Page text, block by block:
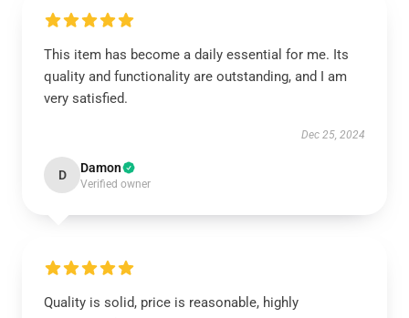
This item has become a daily essential for me. Its
quality and functionality are outstanding, and I am
very satisfied.
Dec 25, 2024
D Damon
Verified owner
Quality is solid, price is reasonable, highly